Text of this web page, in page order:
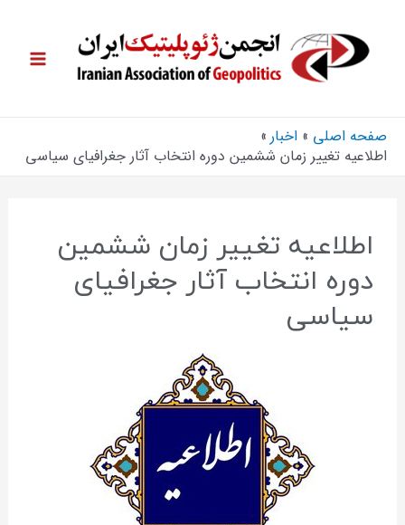
صفحه اصلی
اخبار
اطلاعیه تغییر زمان ششمین دوره انتخاب آثار جغرافیای سیاسی
اطلاعیه تغییر زمان ششمین
دوره انتخاب آثار جغرافیای
سیاسی